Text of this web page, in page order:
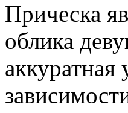
Прическа
облика